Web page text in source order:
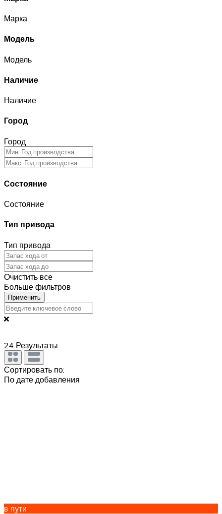
Марка
Модель
Модель
Наличие
Наличие
Город
Город
Состояние
Состояние
Тип привода
Тип привода
Очистить все
Больше фильтров
Применить
24 Результаты
Сортировать по:
По дате добавления
в пути